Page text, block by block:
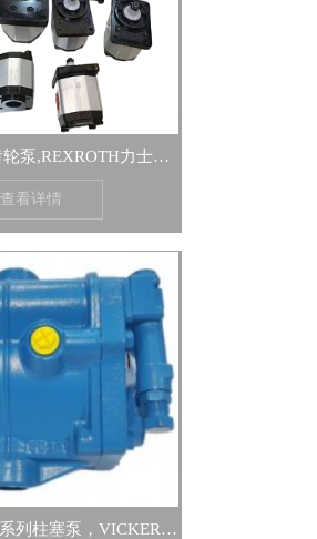
国产AZPS系列齿轮泵,REXROTH力士乐型液压泵
查看详情
国产威格士PVM系列柱塞泵，VICKERS液压泵